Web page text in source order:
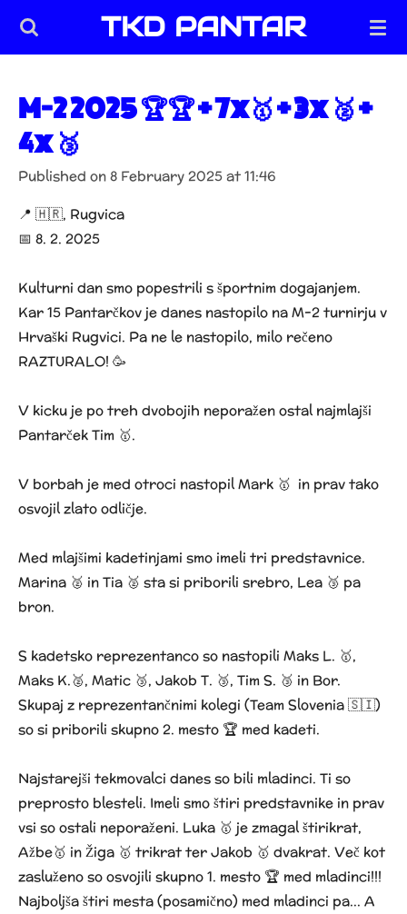
Skip
content
TKD PANTAR
M-2 2025 🏆🏆 + 7x🥇 + 3x 🥈 +
4x 🥉
Published on 8 February 2025 at 11:46
📍 🇭🇷, Rugvica
📅 8. 2. 2025
Kulturni dan smo popestrili s športnim dogajanjem.
Kar 15 Pantarčkov je danes nastopilo na M-2 turnirju v
Hrvaški Rugvici. Pa ne le nastopilo, milo rečeno
RAZTURALO! 🥳
V kicku je po treh dvobojih neporažen ostal najmlajši
Pantarček Tim 🥇.
V borbah je med otroci nastopil Mark 🥇 in prav tako
osvojil zlato odličje.
Med mlajšimi kadetinjami smo imeli tri predstavnice.
Marina 🥈 in Tia 🥈 sta si priborili srebro, Lea 🥉 pa
bron.
S kadetsko reprezentanco so nastopili Maks L. 🥇,
Maks K.🥈, Matic 🥉, Jakob T. 🥉, Tim S. 🥉 in Bor.
Skupaj z reprezentančnimi kolegi (Team Slovenia 🇸🇮)
so si priborili skupno 2. mesto 🏆 med kadeti.
Najstarejši tekmovalci danes so bili mladinci. Ti so
preprosto blesteli. Imeli smo štiri predstavnike in prav
vsi so ostali neporaženi. Luka 🥇 je zmagal štirikrat,
Ažbe🥇 in Žiga 🥇 trikrat ter Jakob 🥇 dvakrat. Več kot
zasluženo so osvojili skupno 1. mesto 🏆 med mladinci!!!
Najboljša štiri mesta (posamično) med mladinci pa... A